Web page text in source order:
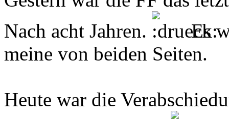
Nach acht Jahren.
Es
meine von beiden Seiten.
Heute war die